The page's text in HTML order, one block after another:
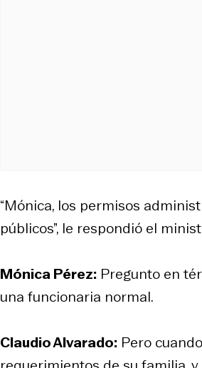
“Mónica, los permisos
públicos”, le respondió el
Mónica Pérez: Pregunto en
una funcionaria normal.
Claudio Alvarado: Pero